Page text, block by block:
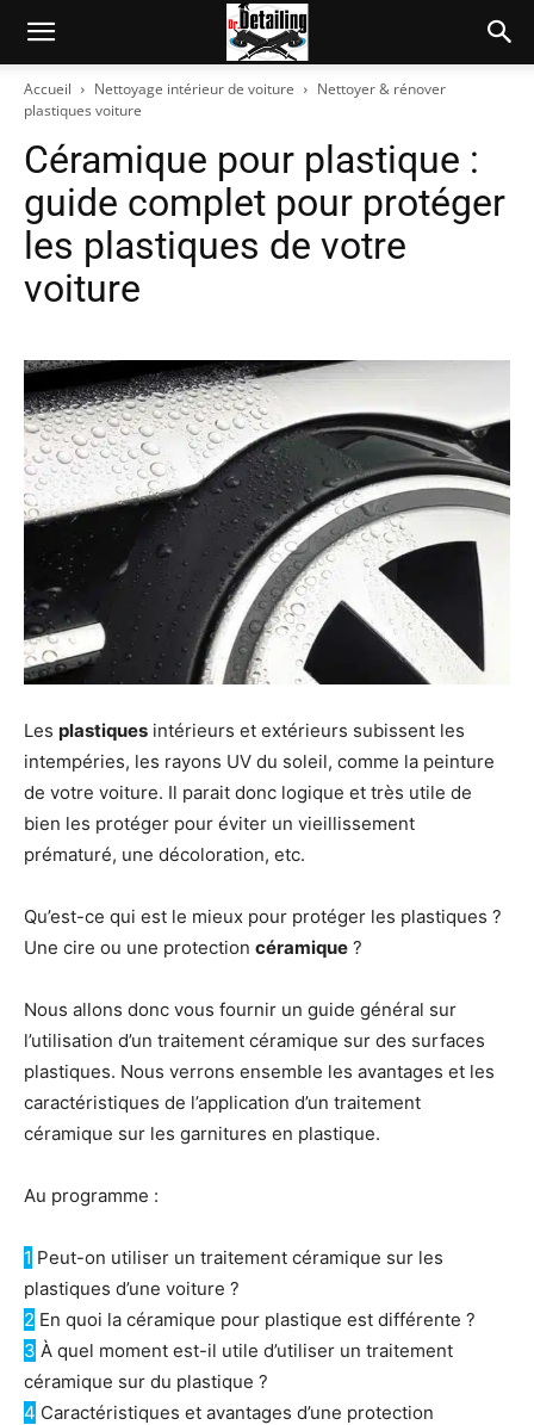
Accueil Nettoyage intérieur de voiture
Nettoyer & rénover
plastiques voiture
Céramique pour plastique :
guide complet pour protéger
les plastiques de votre
voiture
Les plastiques intérieurs et extérieurs subissent les
intempéries, les rayons UV du soleil, comme la peinture
de votre voiture. Il parait donc logique et très utile de
bien les protéger pour éviter un vieillissement
prématuré, une décoloration, etc.
Qu’est-ce qui est le mieux pour protéger les plastiques ?
Une cire ou une protection céramique ?
Nous allons donc vous fournir un guide général sur
l’utilisation d’un traitement céramique sur des surfaces
plastiques. Nous verrons ensemble les avantages et les
caractéristiques de l’application d’un traitement
céramique sur les garnitures en plastique.
Au programme :
1 Peut-on utiliser un traitement céramique sur les
plastiques d’une voiture ?
2 En quoi la céramique pour plastique est différente ?
3 À quel moment est-il utile d’utiliser un traitement
céramique sur du plastique ?
4 Caractéristiques et avantages d’une protection